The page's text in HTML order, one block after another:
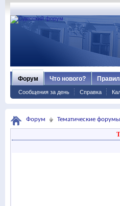
Форум
Сообщения за день Справка
Что нового?
Форум Тематические форумы